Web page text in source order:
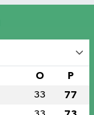
O P
33 77